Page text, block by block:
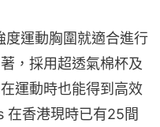
度運動胸圍就適合進行
，採用超透氣棉杯及
運動時也能得到高效
香港現時已有25間